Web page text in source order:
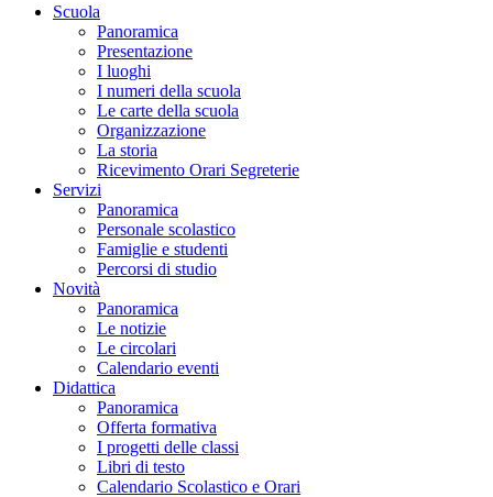
Scuola
Panoramica
Presentazione
I luoghi
I numeri della scuola
Le carte della scuola
Organizzazione
La storia
Ricevimento Orari Segreterie
Servizi
Panoramica
Personale scolastico
Famiglie e studenti
Percorsi di studio
Novità
Panoramica
Le notizie
Le circolari
Calendario eventi
Didattica
Panoramica
Offerta formativa
I progetti delle classi
Libri di testo
Calendario Scolastico e Orari